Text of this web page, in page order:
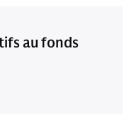
au fonds